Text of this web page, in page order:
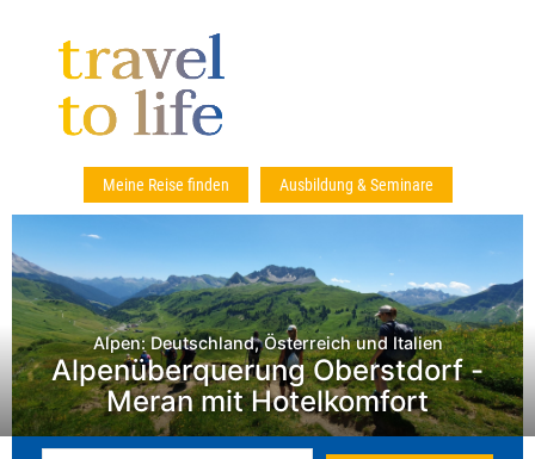
Meine Reise finden Ausbildung & Seminare
Alpen: Deutschland, Österreich und Italien
Alpenüberquerung Oberstdorf -
Meran mit Hotelkomfort